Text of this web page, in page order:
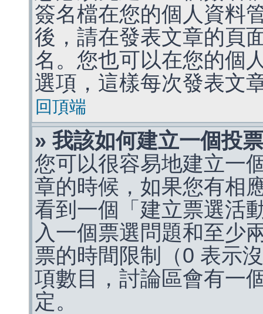
簽名檔在您的個人資料
後，請在發表文章的頁
名。您也可以在您的個
選項，這樣每次發表文
回頂端
» 我該如何建立一個投
您可以很容易地建立一
章的時候，如果您有相
看到一個「建立票選活
入一個票選問題和至少
票的時間限制（0 表示
項數目，討論區會有一
定。